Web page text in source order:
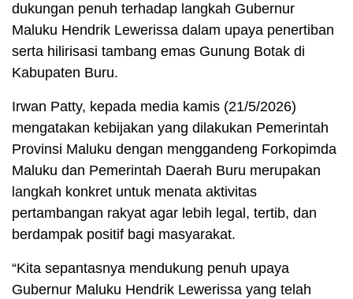
dukungan penuh terhadap langkah Gubernur
Maluku Hendrik Lewerissa dalam upaya penertiban
serta hilirisasi tambang emas Gunung Botak di
Kabupaten Buru.
Irwan Patty, kepada media kamis (21/5/2026)
mengatakan kebijakan yang dilakukan Pemerintah
Provinsi Maluku dengan menggandeng Forkopimda
Maluku dan Pemerintah Daerah Buru merupakan
langkah konkret untuk menata aktivitas
pertambangan rakyat agar lebih legal, tertib, dan
berdampak positif bagi masyarakat.
“Kita sepantasnya mendukung penuh upaya
Gubernur Maluku Hendrik Lewerissa yang telah